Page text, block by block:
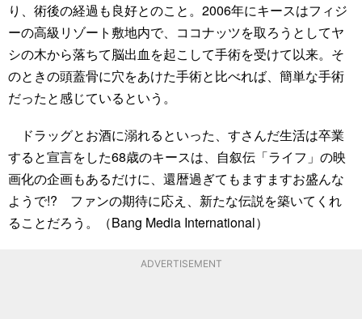
り、術後の経過も良好とのこと。2006年にキースはフィジ
ーの高級リゾート敷地内で、ココナッツを取ろうとしてヤ
シの木から落ちて脳出血を起こして手術を受けて以来。そ
のときの頭蓋骨に穴をあけた手術と比べれば、簡単な手術
だったと感じているという。
ドラッグとお酒に溺れるといった、すさんだ生活は卒業
すると宣言をした68歳のキースは、自叙伝「ライフ」の映
画化の企画もあるだけに、還暦過ぎてもますますお盛んな
ようで!? ファンの期待に応え、新たな伝説を築いてくれ
ることだろう。（Bang Media International）
ADVERTISEMENT